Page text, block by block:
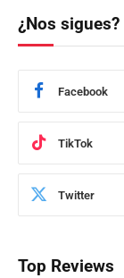
¿Nos sigues?
Facebook
TikTok
Twitter
Top Reviews